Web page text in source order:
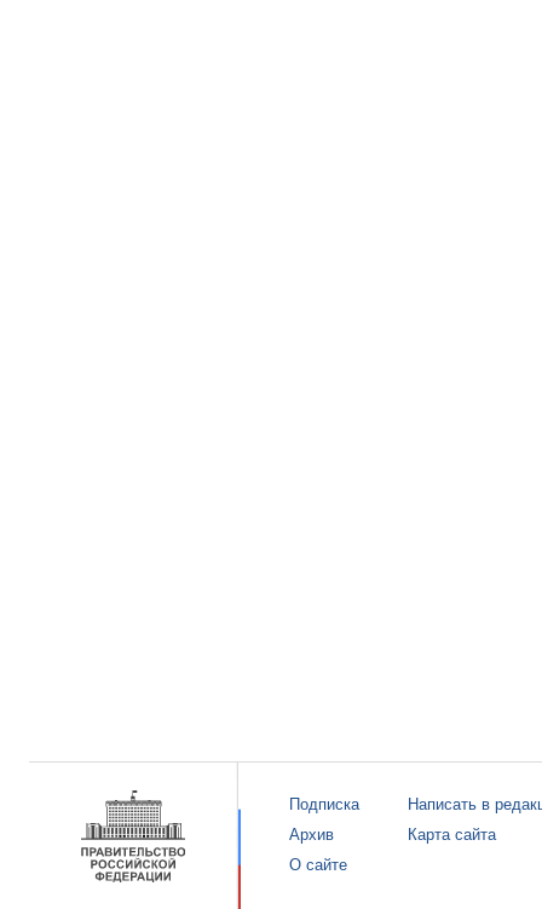
Подписка
Архив
О сайте
Написать в
Карта сайта